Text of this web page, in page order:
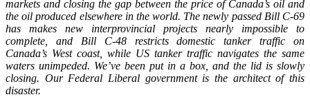
markets and closing the gap between the price of Canada’s oil and
the oil produced elsewhere in the world. The newly passed Bill C-69
has makes new interprovincial projects nearly impossible to
complete, and Bill C-48 restricts domestic tanker traffic on
Canada’s West coast, while US tanker traffic navigates the same
waters unimpeded. We’ve been put in a box, and the lid is slowly
closing. Our Federal Liberal government is the architect of this
disaster.